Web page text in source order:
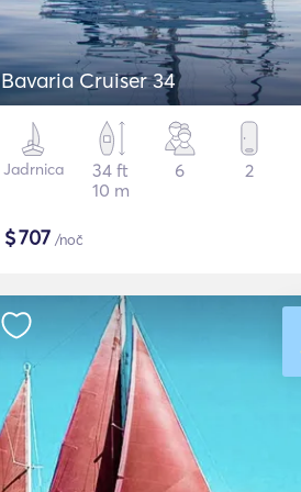
Bavaria Cruiser 34
Jadrnica
34 ft
10 m
6 2
$707 /noč